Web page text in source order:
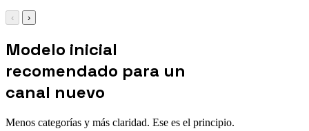
‹ ›
Modelo inicial
recomendado para un
canal nuevo
Menos categorías y más claridad. Ese es el principio.